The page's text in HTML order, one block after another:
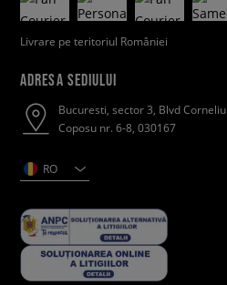
Livrare pe teritoriul României
ADRESA SEDIULUI
Bucuresti, sector 3, Blvd Corneliu
Coposu nr. 6-8, 030167
RO